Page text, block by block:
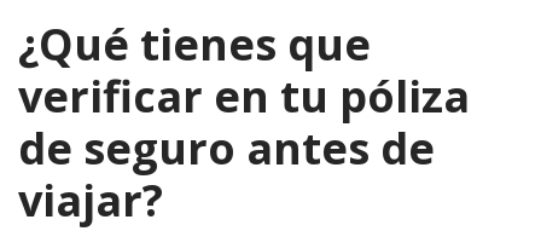
¿Qué tienes que
verificar en tu póliza
de seguro antes de
viajar?